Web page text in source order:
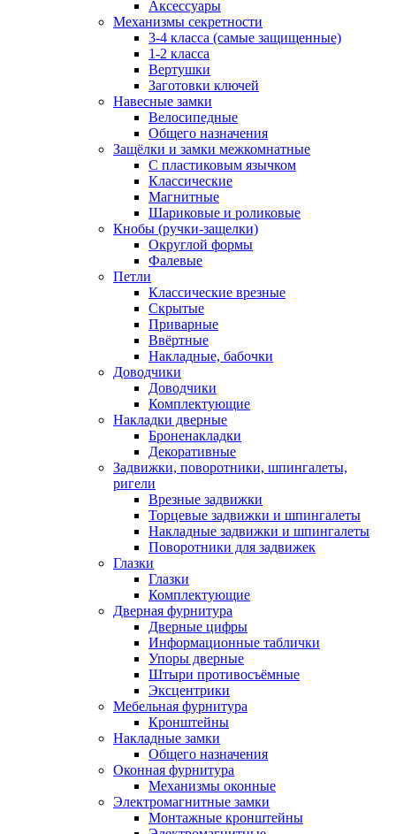
Аксессуары
Механизмы секретности
3-4 класса (самые защищенные)
1-2 класса
Вертушки
Заготовки ключей
Навесные замки
Велосипедные
Общего назначения
Защёлки и замки межкомнатные
С пластиковым язычком
Классические
Магнитные
Шариковые и роликовые
Кнобы (ручки-защелки)
Округлой формы
Фалевые
Петли
Классические врезные
Скрытые
Приварные
Ввёртные
Накладные, бабочки
Доводчики
Доводчики
Комплектующие
Накладки дверные
Броненакладки
Декоративные
Задвижки, поворотники, шпингалеты,
ригели
Врезные задвижки
Торцевые задвижки и шпингалеты
Накладные задвижки и шпингалеты
Поворотники для задвижек
Глазки
Глазки
Комплектующие
Дверная фурнитура
Дверные цифры
Информационные таблички
Упоры дверные
Штыри противосъёмные
Эксцентрики
Мебельная фурнитура
Кронштейны
Накладные замки
Общего назначения
Оконная фурнитура
Механизмы оконные
Электромагнитные замки
Монтажные кронштейны